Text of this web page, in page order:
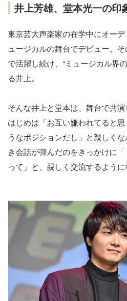
井上芳雄、堂本光一の印
東京芸大声楽家の在学中にオー
ュージカルの舞台でデビュー。
で活躍し続け、“ミュージカル界
る井上。
そんな井上と堂本は、舞台で共演
はじめは「お互い嫌われてると
うなポジションだし」と親しく
き会話が弾んだのをきっかけに「
って」と、親しく交流するように